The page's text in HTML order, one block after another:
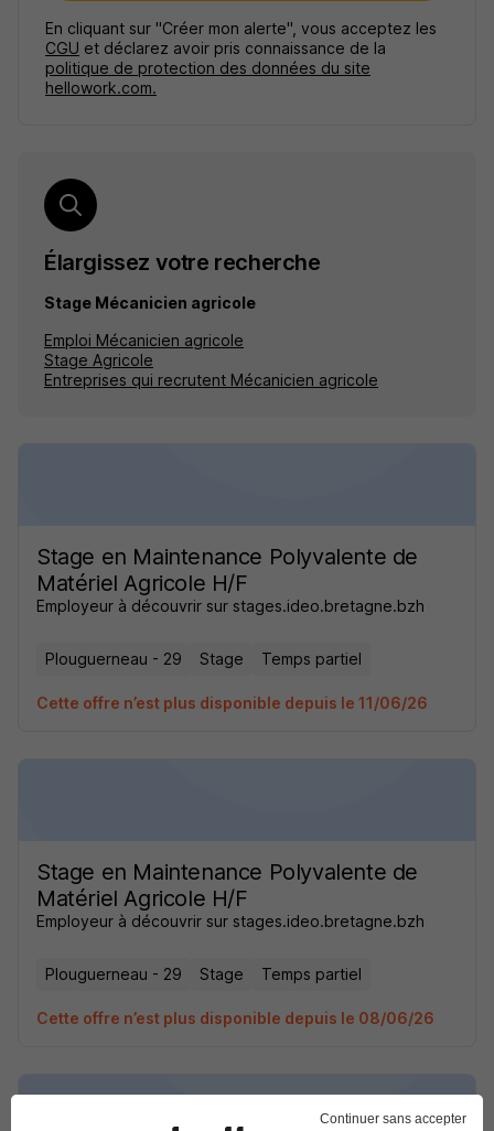
En cliquant sur "Créer mon alerte", vous acceptez les
CGU et déclarez avoir pris connaissance de la
politique de protection des données du site
hellowork.com.
Élargissez votre recherche
Stage Mécanicien agricole
Emploi Mécanicien agricole
Stage Agricole
Entreprises qui recrutent Mécanicien agricole
Stage en Maintenance Polyvalente de
Matériel Agricole H/F
Employeur à découvrir sur stages.ideo.bretagne.bzh
Plouguerneau - 29 Stage Temps partiel
Cette offre n’est plus disponible depuis le 11/06/26
Stage en Maintenance Polyvalente de
Matériel Agricole H/F
Employeur à découvrir sur stages.ideo.bretagne.bzh
Plouguerneau - 29 Stage Temps partiel
Cette offre n’est plus disponible depuis le 08/06/26
Continuer sans accepter